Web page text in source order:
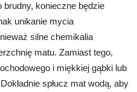
konieczne będzie
unikanie mycia
silne chemikalia
matu. Zamiast tego,
i miękkiej gąbki lub
spłucz mat wodą, aby